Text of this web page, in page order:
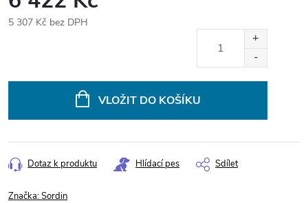
5 307 Kč bez DPH
VLOŽIT DO KOŠÍKU
Dotaz k produktu Hlídací pes Sdílet
Značka:Sordin